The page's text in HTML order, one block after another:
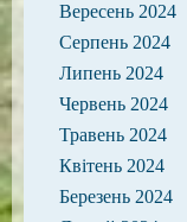
Вересень 2024
Серпень 2024
Липень 2024
Червень 2024
Травень 2024
Квітень 2024
Березень 2024